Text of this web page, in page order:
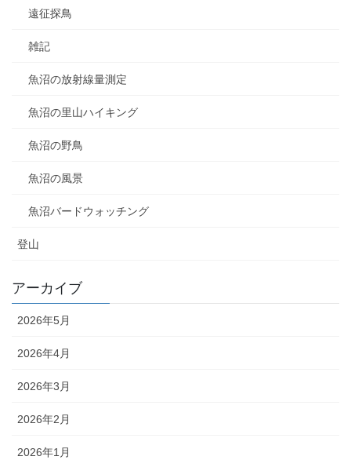
遠征探鳥
雑記
魚沼の放射線量測定
魚沼の里山ハイキング
魚沼の野鳥
魚沼の風景
魚沼バードウォッチング
登山
アーカイブ
2026年5月
2026年4月
2026年3月
2026年2月
2026年1月